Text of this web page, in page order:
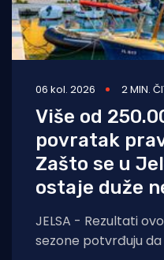
06 kol. 2026 2 MIN.
Više od
povratak
Zašto se u
ostaje duže
JELSA - Rezultati
sezone potvrđuju